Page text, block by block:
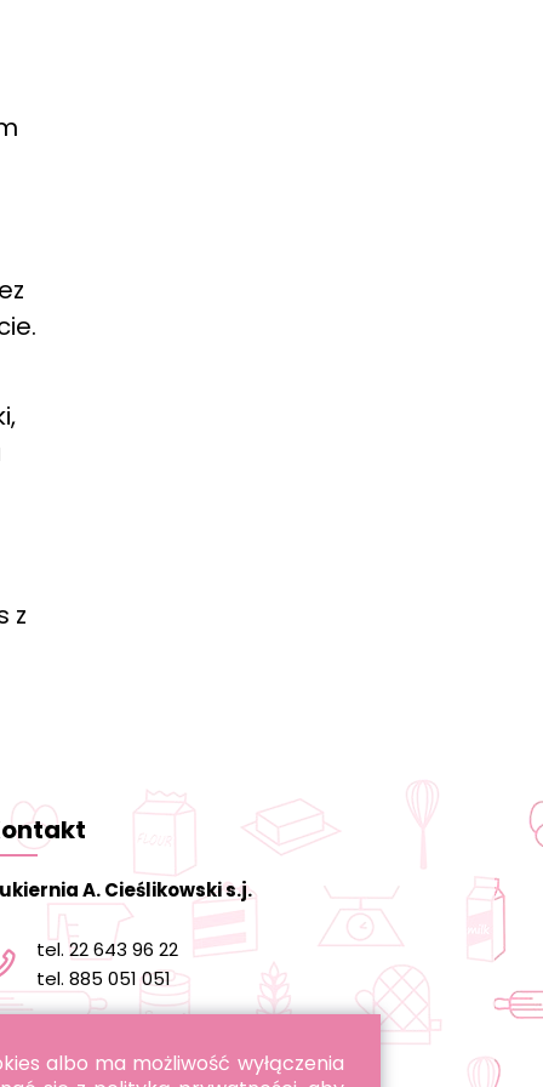
z
A. Cieślikowski s.j.
tel. 22 643 96 22
tel. 885 051 051
albo ma możliwość wyłączenia